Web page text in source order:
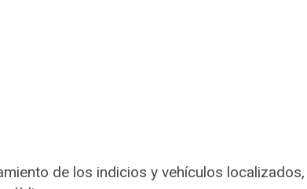
de los indicios y vehículos localizados,